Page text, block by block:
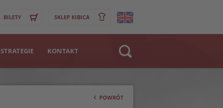
BILETY SKLEP KIBICA
STRATEGIE KONTAKT
>
Strona WWW
POWRÓT